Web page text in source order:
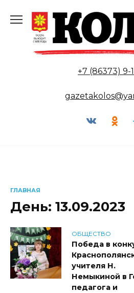
содержанию
+7 (86373) 9-
ГЛАВНАЯ
День: 13.09.2023
ОБЩЕСТВО
Победа в
учителя Н.
Немыкиной в
педагога и